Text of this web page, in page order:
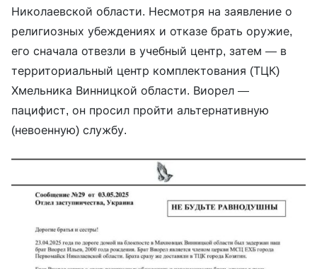
Николаевской области. Несмотря на заявление о
религиозных убеждениях и отказе брать оружие,
его сначала отвезли в учебный центр, затем — в
территориальный центр комплектования (ТЦК)
Хмельника Винницкой области. Виорел —
пацифист, он просил пройти альтернативную
(невоенную) службу.